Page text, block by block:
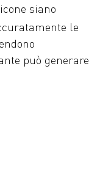
siano
le
può generare